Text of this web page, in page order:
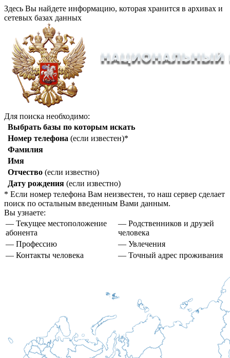
Здесь Вы найдете информацию, которая хранится в архивах и
сетевых базах данных
Для поиска необходимо:
Выбрать базы по которым искать
Номер телефона (если известен)*
Фамилия
Имя
Отчество (если известно)
Дату рождения (если известно)
* Если номер телефона Вам неизвестен, то наш сервер сделает
поиск по остальным введенным Вами данным.
Вы узнаете:
— Текущее местоположение
абонента
— Родственников и друзей
человека
— Профессию
— Увлечения
— Контакты человека
— Точный адрес проживания